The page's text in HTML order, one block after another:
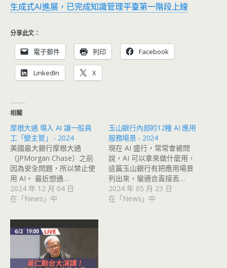
生成式AI進展，已完成知識管理平臺第一階段上線
分享此文：
電子郵件 列印 Facebook
LinkedIn X
相關
摩根大通 導入 AI 讓一般員
工「變主管」 - 2024
美國最大銀行摩根大通
（JPMorgan Chase）之前
因為安全問題，所以禁止使
用 AI。 最近想通…
2024 年 12 月 04 日
在「News」中
玉山銀行內部的12種 AI 應用
服務場景 - 2024
現在 AI 盛行，常常會被問
說，AI 可以拿來做什麼用，
這篇玉山銀行有把應用場景
列出來，蠻適合直接丟…
2024 年 05 月 23 日
在「News」中